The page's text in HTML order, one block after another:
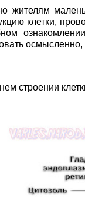
жителям
клетки,
строении